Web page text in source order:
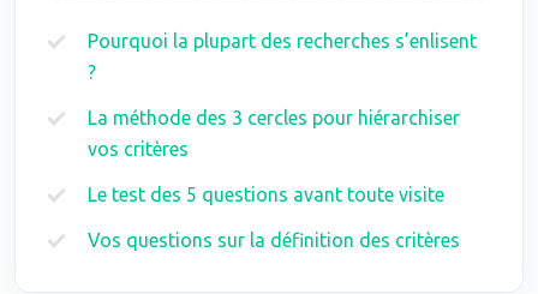
Pourquoi la plupart des recherches s’enlisent
?
La méthode des 3 cercles pour hiérarchiser
vos critères
Le test des 5 questions avant toute visite
Vos questions sur la définition des critères